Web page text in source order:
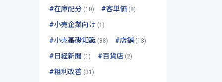
#在庫配分(10) #客単価(8)
#小売企業向け(1)
#小売基礎知識(38) #店舗(13)
#日経新聞 (1) #百貨店(2)
#粗利改善 (31)